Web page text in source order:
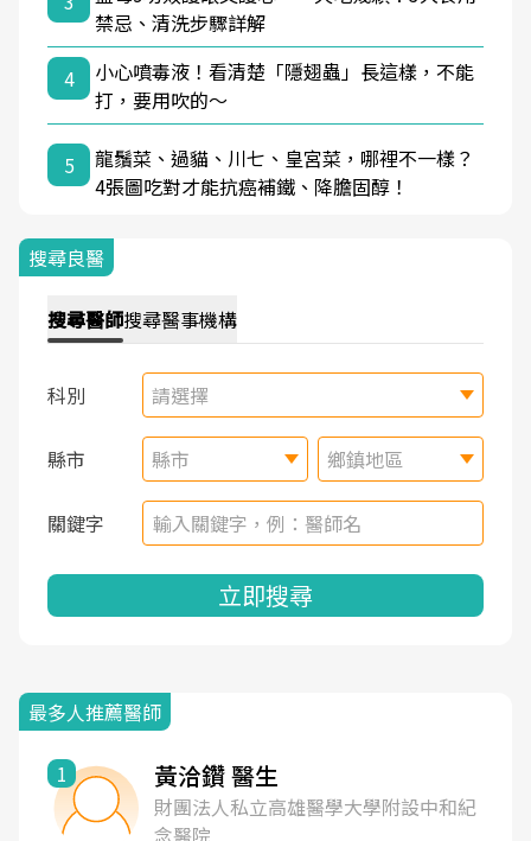
禁忌、清洗步驟詳解
4
小心噴毒液！看清楚「隱翅蟲」長這樣，不能
打，要用吹的～
5
龍鬚菜、過貓、川七、皇宮菜，哪裡不一樣？
4張圖吃對才能抗癌補鐵、降膽固醇！
搜尋良醫
搜尋醫師搜尋醫事機構
科別 請選擇
縣市 縣市 鄉鎮地區
關鍵字
立即搜尋
最多人推薦醫師
1 黃洽鑽 醫生
財團法人私立高雄醫學大學附設中和紀
念醫院